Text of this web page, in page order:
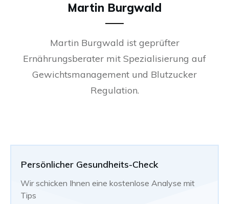
Martin Burgwald
Martin Burgwald ist geprüfter
Ernährungsberater mit Spezialisierung auf
Gewichtsmanagement und Blutzucker
Regulation.
Persönlicher Gesundheits-Check
Wir schicken Ihnen eine kostenlose Analyse mit
Tips